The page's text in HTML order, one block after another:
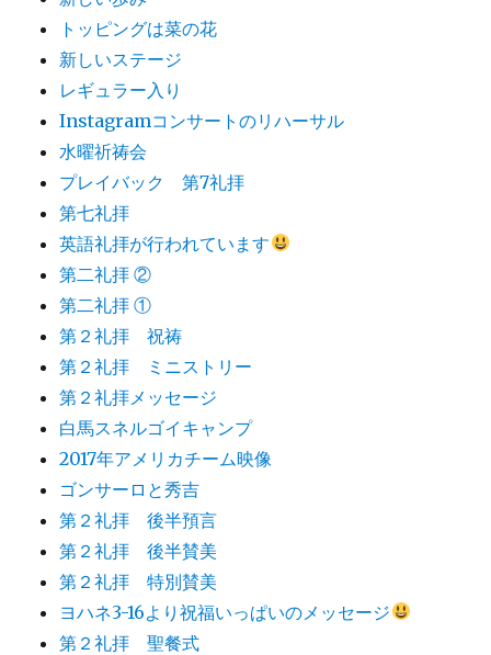
トッピングは菜の花
新しいステージ
レギュラー入り
Instagramコンサートのリハーサル
水曜祈祷会
プレイバック 第7礼拝
第七礼拝
英語礼拝が行われています
第二礼拝 ②
第二礼拝 ①
第２礼拝 祝祷
第２礼拝 ミニストリー
第２礼拝メッセージ
白馬スネルゴイキャンプ
2017年アメリカチーム映像
ゴンサーロと秀吉
第２礼拝 後半預言
第２礼拝 後半賛美
第２礼拝 特別賛美
ヨハネ3-16より祝福いっぱいのメッセージ
第２礼拝 聖餐式